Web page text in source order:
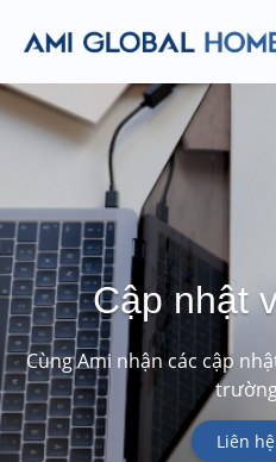
Cập nhật
Cùng Ami nhận các cập
Liên